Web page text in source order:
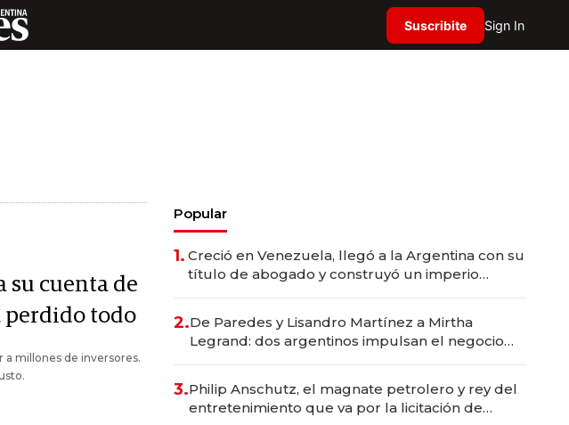
Suscribite Sign In
su cuenta de
perdido todo
a millones de inversores.
Popular
1. Creció en Venezuela, llegó a la Argentina con su
título de abogado y construyó un imperio
2.De Paredes y Lisandro Martínez a Mirtha
Legrand: dos argentinos impulsan el negocio
3.Philip Anschutz, el magnate petrolero y rey del
entretenimiento que va por la licitación de